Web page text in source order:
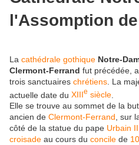
l'Assomption
La cathédrale gothique Notre-
Clermont-Ferrand fut précédée,
trois sanctuaires chrétiens . La
actuelle date du XIIIe siècle
Elle se trouve au sommet de la
ancien de Clermont-Ferrand, sur
côté de la statue du pape Urbain II
croisade au cours du concile de